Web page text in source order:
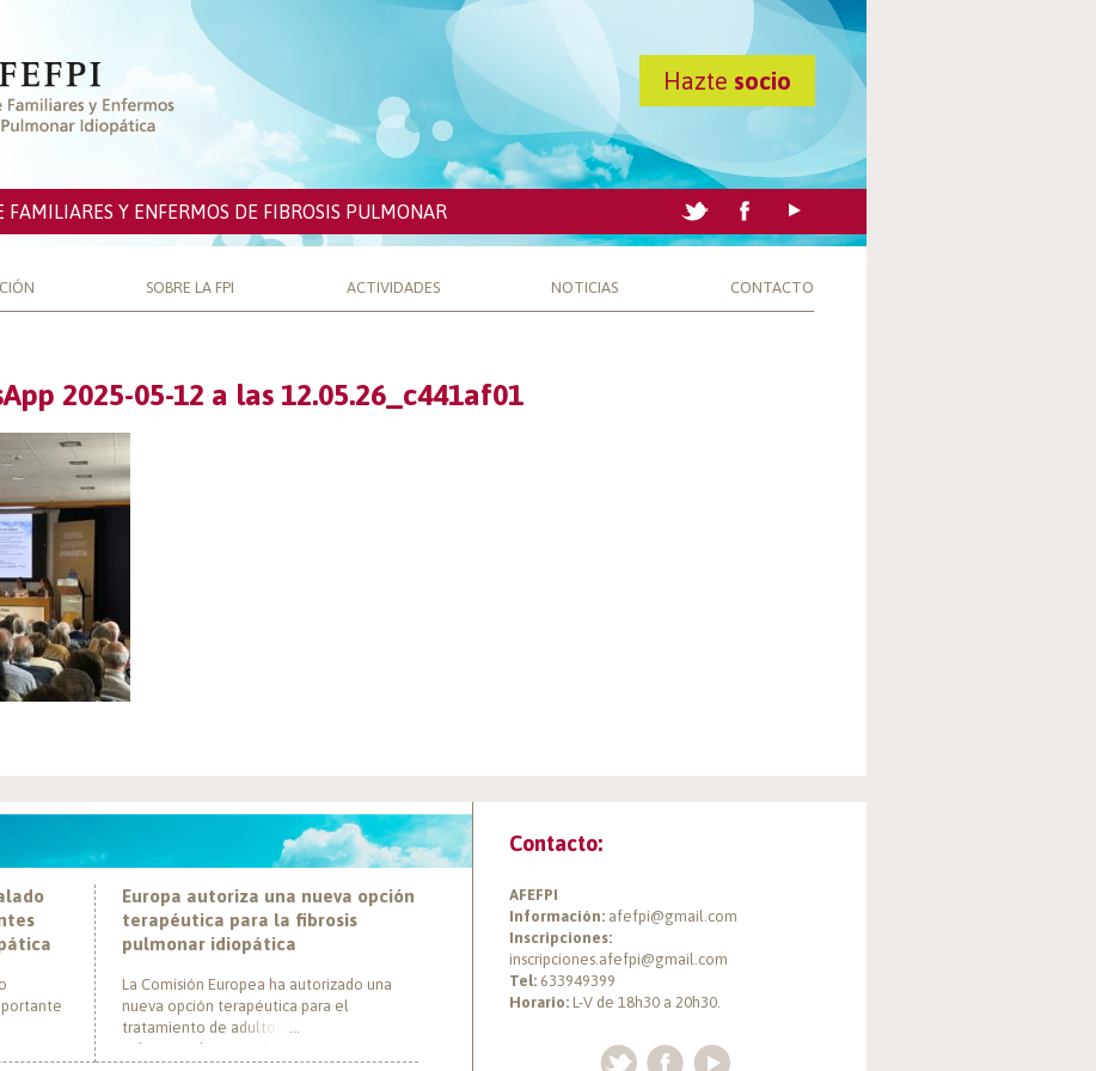
Hazte socio
FAMILIARES Y ENFERMOS DE FIBROSIS PULMONAR
SOBRE LA FPI ACTIVIDADES NOTICIAS CONTACTO
2025-05-12 a las 12.05.26_c441af01
Europa autoriza una nueva opción
terapéutica para la fibrosis
pulmonar idiopática
La Comisión Europea ha autorizado una
nueva opción terapéutica para el
tratamiento de adultos con fibrosis
pulmonar idiopática (FPI), marcando un hito
Contacto:
AFEFPI
Información: afefpi@gmail.com
Inscripciones:
inscripciones.afefpi@gmail.com
Tel: 633949399
Horario: L-V de 18h30 a 20h30.